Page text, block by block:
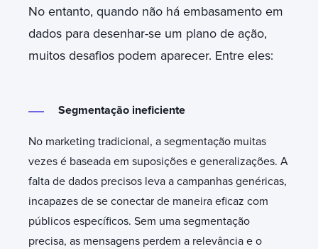
No entanto, quando não há embasamento em
dados para desenhar-se um plano de ação,
muitos desafios podem aparecer. Entre eles:
Segmentação ineficiente
No marketing tradicional, a segmentação muitas
vezes é baseada em suposições e generalizações. A
falta de dados precisos leva a campanhas genéricas,
incapazes de se conectar de maneira eficaz com
públicos específicos. Sem uma segmentação
precisa, as mensagens perdem a relevância e o